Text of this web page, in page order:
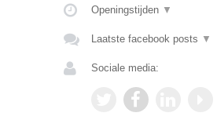
Openingstijden ▼
Laatste facebook posts ▼
Sociale media: